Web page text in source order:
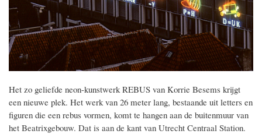
Het zo geliefde neon-kunstwerk REBUS van Korrie Besems krijgt
een nieuwe plek. Het werk van 26 meter lang, bestaande uit letters en
figuren die een rebus vormen, komt te hangen aan de buitenmuur van
het Beatrixgebouw. Dat is aan de kant van Utrecht Centraal Station.